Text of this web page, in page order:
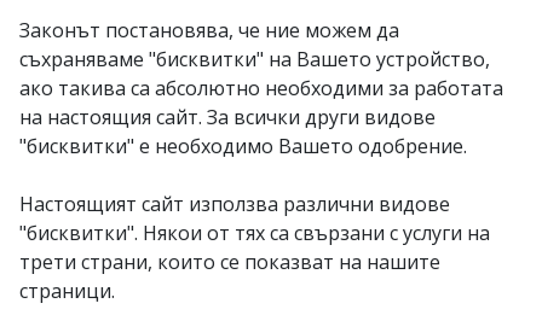
Законът постановява, че ние можем да
съхраняваме "бисквитки" на Вашето устройство,
ако такива са абсолютно необходими за работата
на настоящия сайт. За всички други видове
"бисквитки" е необходимо Вашето одобрение.
Настоящият сайт използва различни видове
"бисквитки". Някои от тях са свързани с услуги на
трети страни, които се показват на нашите
страници.